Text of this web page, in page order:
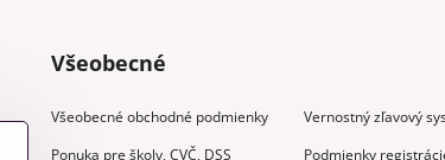
Všeobecné
Všeobecné obchodné podmienky
Vernostný zľavový
Ponuka pre školy, CVČ, DSS
Podmienky